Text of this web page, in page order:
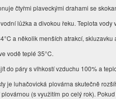
čtyřmi plaveckými drahami se
lůžka a divokou řeku. Teplota vody
a několik menších atrakcí, skluzavku
vodě teplé 35°C.
do páry s vlhkostí vzduchu 100% a
je luhačovická plovárna skutečně
(s využitím po celý rok).